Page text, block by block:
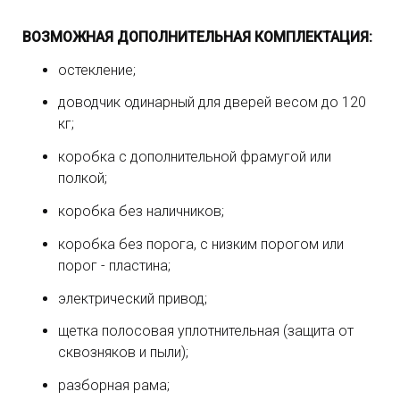
ВОЗМОЖНАЯ ДОПОЛНИТЕЛЬНАЯ КОМПЛЕКТАЦИЯ:
остекление;
доводчик одинарный для дверей весом до 120
кг;
коробка с дополнительной фрамугой или
полкой;
коробка без наличников;
коробка без порога, с низким порогом или
порог - пластина;
электрический привод;
щетка полосовая уплотнительная (защита от
сквозняков и пыли);
разборная рама;